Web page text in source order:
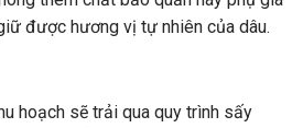
được hương vị tự nhiên của dâu.
hoạch sẽ trải qua quy trình sấy